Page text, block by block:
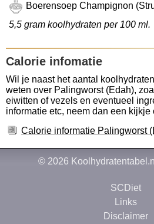
Boerensoep Champignon
5,5 gram koolhydraten per 100 ml.
Calorie infomatie
Wil je naast het aantal
weten over Palingworst (Edah),
eiwitten of vezels en eventueel
informatie etc, neem dan een kijkje
Calorie informatie Palingworst
© 2026 Koolhydratentabel.nl
SCDiet
Links
Disclaimer